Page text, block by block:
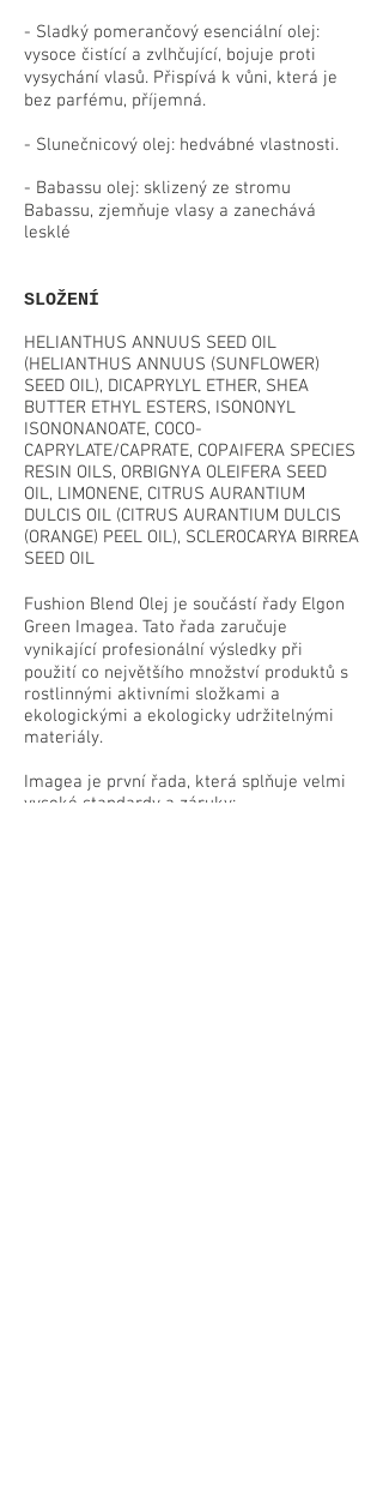
- Sladký pomerančový esenciální olej:
vysoce čistící a zvlhčující, bojuje proti
vysychání vlasů. Přispívá k vůni, která je
bez parfému, příjemná.
- Slunečnicový olej: hedvábné vlastnosti.
- Babassu olej: sklizený ze stromu
Babassu, zjemňuje vlasy a zanechává
lesklé
SLOŽENÍ
HELIANTHUS ANNUUS SEED OIL
(HELIANTHUS ANNUUS (SUNFLOWER)
SEED OIL), DICAPRYLYL ETHER, SHEA
BUTTER ETHYL ESTERS, ISONONYL
ISONONANOATE, COCO-
CAPRYLATE/CAPRATE, COPAIFERA SPECIES
RESIN OILS, ORBIGNYA OLEIFERA SEED
OIL, LIMONENE, CITRUS AURANTIUM
DULCIS OIL (CITRUS AURANTIUM DULCIS
(ORANGE) PEEL OIL), SCLEROCARYA BIRREA
SEED OIL
Fushion Blend Olej je součástí řady Elgon
Green Imagea. Tato řada zaručuje
vynikající profesionální výsledky při
použití co největšího množství produktů s
rostlinnými aktivními složkami a
ekologickými a ekologicky udržitelnými
materiály.
Imagea je první řada, která splňuje velmi
vysoké standardy a záruky: